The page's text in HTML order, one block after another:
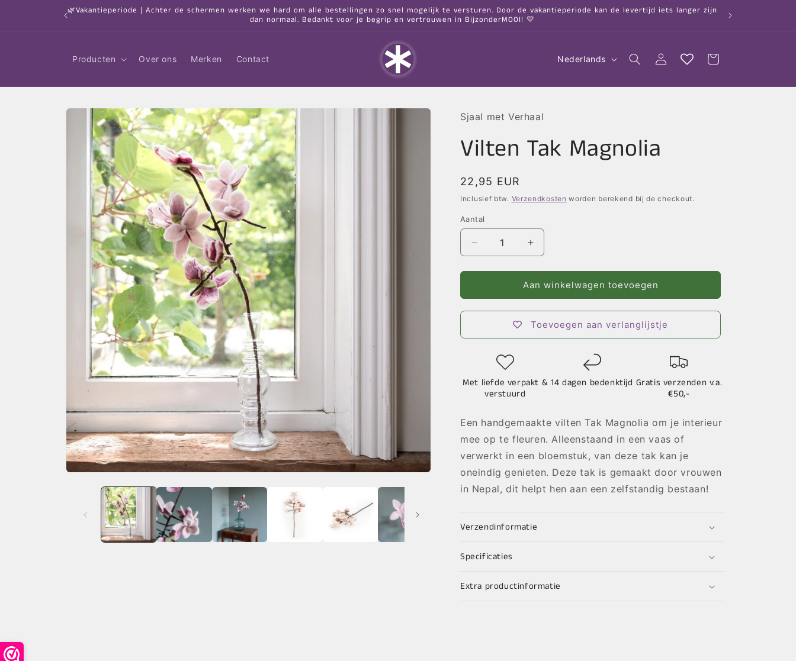
🌿Vakantieperiode | Achter de schermen werken we hard om alle bestellingen zo snel mogelijk te versturen. Door de vakantieperiode kan de levertijd iets langer zijn
dan normaal. Bedankt voor je begrip en vertrouwen in BijzonderMOOI! 💛
Producten Over ons Merken Contact
a
Nederlands Inloggen Winkelwagen
Ga direct naar
productinformatie
Sjaal met Verhaal
Vilten Tak Magnolia
Normale
prijs
22,95 EUR
Inclusief btw. Verzendkosten worden berekend bij de checkout.
Aantal
Aantal
verlagen
voor
Tak
Magnolia
Aantal
verhogen
voor
Vilten
Tak
Magnolia
Aan winkelwagen toevoegen
Toevoegen aan verlanglijstje
Met liefde verpakt &
verstuurd
14 dagen bedenktijd Gratis verzenden v.a.
€50,-
Een handgemaakte vilten Tak Magnolia om je interieur
mee op te fleuren. Alleenstaand in een vaas of
verwerkt in een bloemstuk, van deze tak kan je
oneindig genieten. Deze tak is gemaakt door vrouwen
in Nepal, dit helpt hen aan een zelfstandig bestaan!
Verzendinformatie
Specificaties
Extra productinformatie